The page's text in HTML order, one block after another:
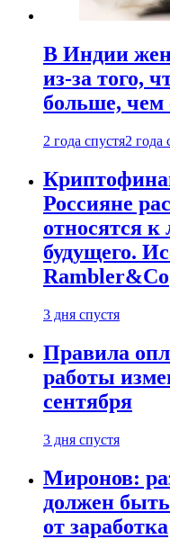
В Индии
из-за того,
больше, чем
2 года спустя2 года
Россияне
относятся
будущего.
Rambler&Co
3 дня спустя
Правила
работы
сентября
3 дня спустя
Миронов:
должен
от заработка